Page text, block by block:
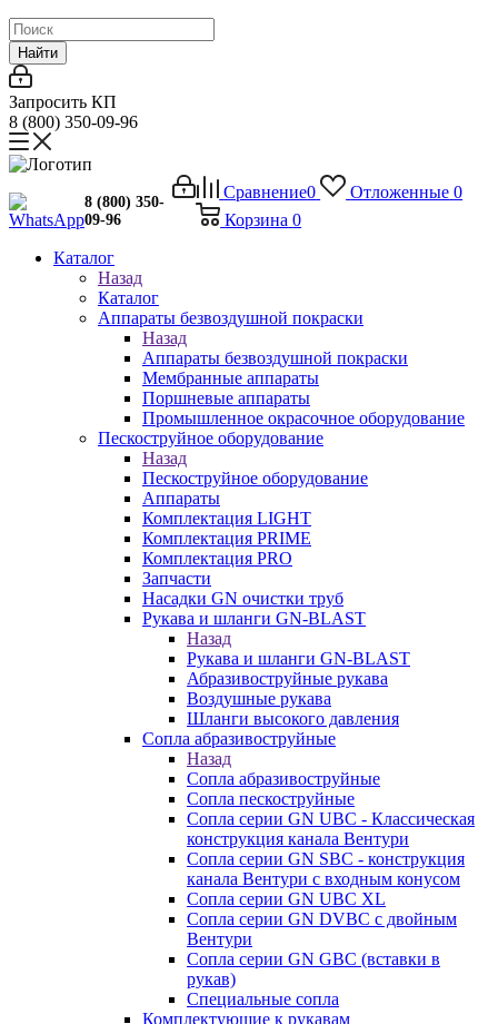
Найти
Запросить КП
8 (800) 350-09-96
Сравнение0 Отложенные 0
Корзина 0
8 (800) 350-
09-96
Каталог
Назад
Каталог
Аппараты безвоздушной покраски
Назад
Аппараты безвоздушной покраски
Мембранные аппараты
Поршневые аппараты
Промышленное окрасочное оборудование
Пескоструйное оборудование
Назад
Пескоструйное оборудование
Аппараты
Комплектация LIGHT
Комплектация PRIME
Комплектация PRO
Запчасти
Насадки GN очистки труб
Рукава и шланги GN-BLAST
Назад
Рукава и шланги GN-BLAST
Абразивоструйные рукава
Воздушные рукава
Шланги высокого давления
Сопла абразивоструйные
Назад
Сопла абразивоструйные
Сопла пескоструйные
Сопла серии GN UBC - Классическая
конструкция канала Вентури
Сопла серии GN SBC - конструкция
канала Вентури c входным конусом
Сопла серии GN UBC XL
Сопла серии GN DVBC с двойным
Вентури
Сопла серии GN GBC (вставки в
рукав)
Специальные сопла
Комплектующие к рукавам